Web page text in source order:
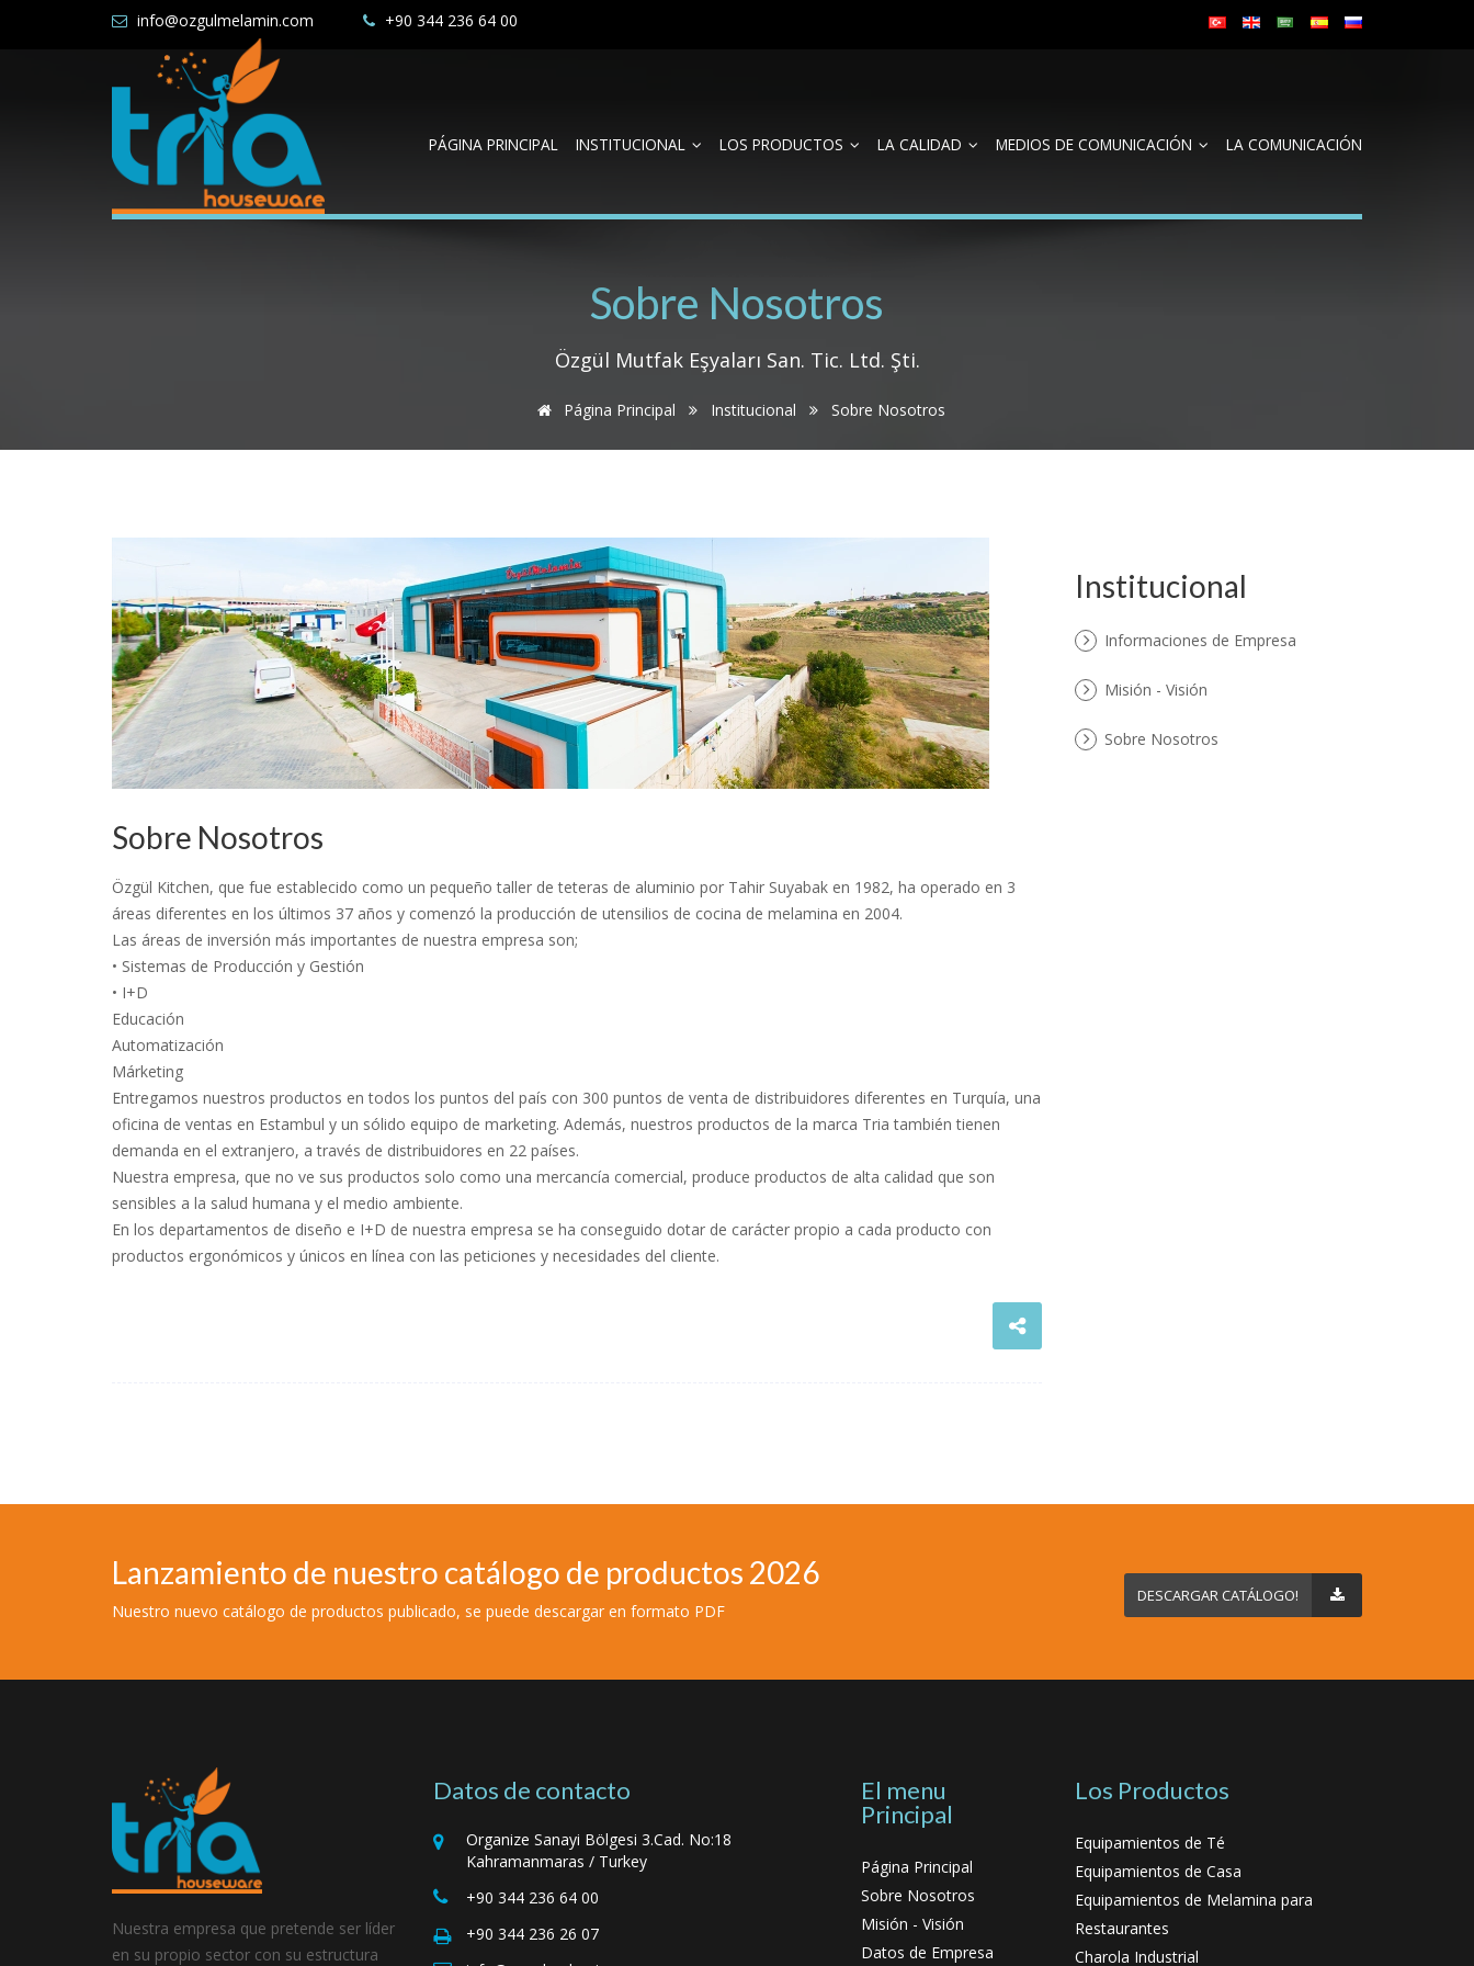
info@ozgulmelamin.com +90 344 236 64 00
PÁGINA PRINCIPAL INSTITUCIONAL LOS PRODUCTOS LA CALIDAD MEDIOS DE COMUNICACIÓN LA COMUNICACIÓN
Sobre Nosotros
Özgül Mutfak Eşyaları San. Tic. Ltd. Şti.
Página Principal Institucional Sobre Nosotros
Sobre Nosotros
Özgül Kitchen, que fue establecido como un pequeño taller de teteras de aluminio por Tahir Suyabak en 1982, ha operado en 3
áreas diferentes en los últimos 37 años y comenzó la producción de utensilios de cocina de melamina en 2004.
Las áreas de inversión más importantes de nuestra empresa son;
• Sistemas de Producción y Gestión
• I+D
Educación
Automatización
Márketing
Entregamos nuestros productos en todos los puntos del país con 300 puntos de venta de distribuidores diferentes en Turquía, una
oficina de ventas en Estambul y un sólido equipo de marketing. Además, nuestros productos de la marca Tria también tienen
demanda en el extranjero, a través de distribuidores en 22 países.
Nuestra empresa, que no ve sus productos solo como una mercancía comercial, produce productos de alta calidad que son
sensibles a la salud humana y el medio ambiente.
En los departamentos de diseño e I+D de nuestra empresa se ha conseguido dotar de carácter propio a cada producto con
productos ergonómicos y únicos en línea con las peticiones y necesidades del cliente.
Institucional
Informaciones de Empresa
Misión - Visión
Sobre Nosotros
Lanzamiento de nuestro catálogo de productos 2026
Nuestro nuevo catálogo de productos publicado, se puede descargar en formato PDF
DESCARGAR CATÁLOGO!
Nuestra empresa que pretende ser líder
en su propio sector con su estructura
Datos de contacto
Organize Sanayi Bölgesi 3.Cad. No:18
Kahramanmaras / Turkey
+90 344 236 64 00
+90 344 236 26 07
El menu
Principal
Página Principal
Sobre Nosotros
Misión - Visión
Datos de Empresa
Los Productos
Equipamientos de Té
Equipamientos de Casa
Equipamientos de Melamina para
Restaurantes
Charola Industrial